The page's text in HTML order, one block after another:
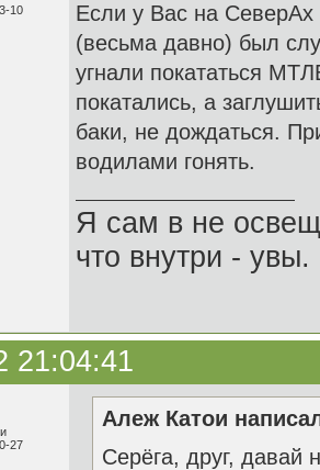
10
Если у Вас на СеверАх
(весьма давно) был
угнали покататься
покатались, а
баки, не дождаться.
водилами гонять.
Я сам в не
что внутри - увы.
21:04:41
27
Алеж Катои
Серёга, друг, давай